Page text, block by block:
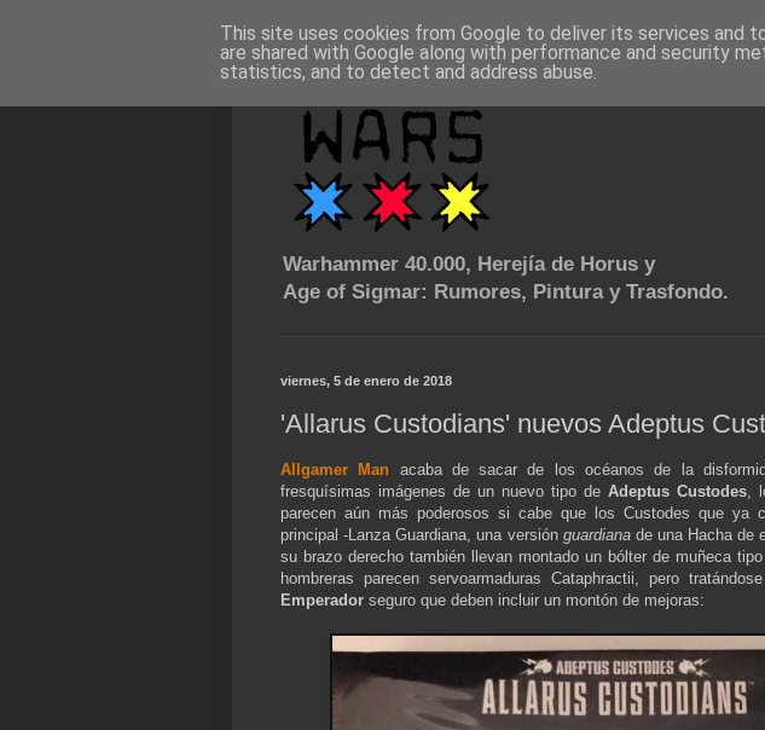
Warhammer 40.000, Herejía de Horus y
Age of Sigmar: Rumores, Pintura y Trasfondo.
viernes, 5 de enero de 2018
'Allarus Custodians' nuevos Adeptus
Allgamer Man acaba de sacar de los océanos de la
fresquísimas imágenes de un nuevo tipo de Adeptus Custodes,
parecen aún más poderosos si cabe que los Custodes que ya
principal -Lanza Guardiana, una versión guardianade una Hacha de
su brazo derecho también llevan montado un bólter de muñeca
hombreras parecen servoarmaduras Cataphractii, pero
Emperador seguro que deben incluir un montón de mejoras:
This site uses cookies from Google to deliver its services and
are shared with Google along with performance and security
statistics, and to detect and address abuse.